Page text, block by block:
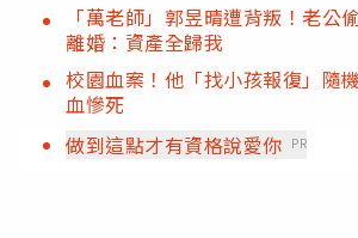
「萬老師」郭昱晴遭背叛！老
離婚：資產全歸我
校園血案！他「找小孩報復」
血慘死
做到這點才有資格說愛你 PR